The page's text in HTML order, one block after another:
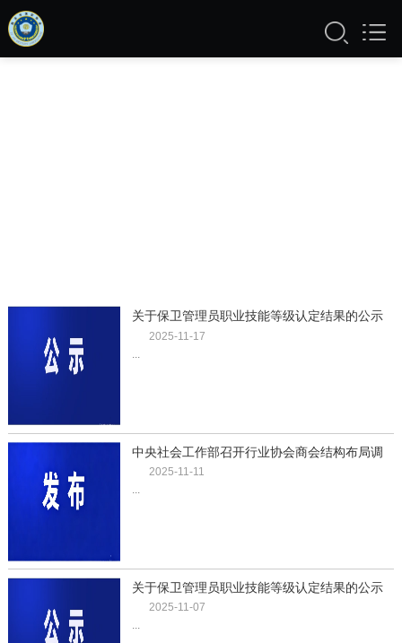
关于保卫管理员职业技能等级认定结果的公示
（2025年第4批）
2025-11-17
中央社会工作部召开行业协会商会结构布局调
整优化试点工作动员部署会
2025-11-11
...
关于保卫管理员职业技能等级认定结果的公示
（2025年第3批）
2025-11-07
...